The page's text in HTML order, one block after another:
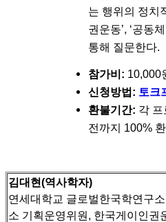
는 행위의 정치
권운동’, ‘공동
통해 질문한다.
참가비: 10,000
신청방법: 토크
환불기간: 각
전까지 100%
김대현(역사학자)
연세대학교 글로벌한국학연구
소 기획운영위원, 한국게이인권